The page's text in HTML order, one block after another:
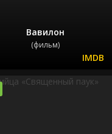
Вавилон
(фильм)